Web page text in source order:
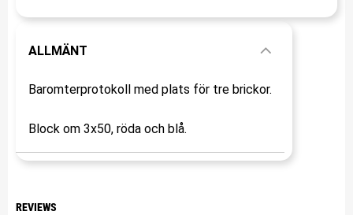
ALLMÄNT
Baromterprotokoll med plats för tre brickor.
Block om 3x50, röda och blå.
REVIEWS